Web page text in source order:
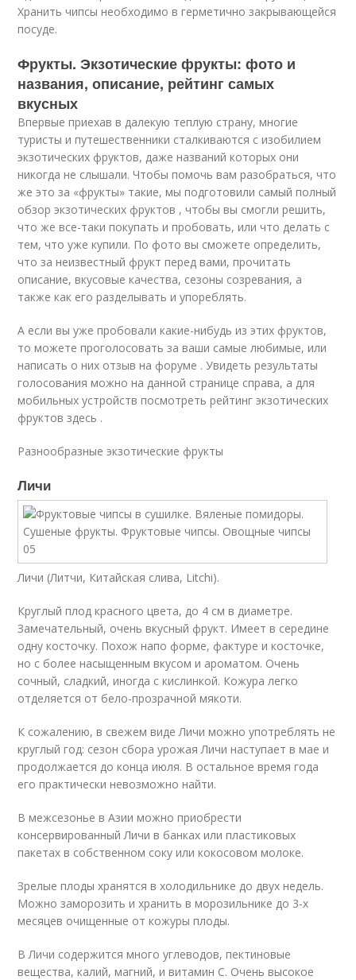
Хранить чипсы необходимо в герметично закрывающейся
посуде.
Фрукты. Экзотические фрукты: фото и
названия, описание, рейтинг самых
вкусных
Впервые приехав в далекую теплую страну, многие
туристы и путешественники сталкиваются с изобилием
экзотических фруктов, даже названий которых они
никогда не слышали. Чтобы помочь вам разобраться, что
же это за «фрукты» такие, мы подготовили самый полный
обзор экзотических фруктов , чтобы вы смогли решить,
что же все-таки покупать и пробовать, или что делать с
тем, что уже купили. По фото вы сможете определить,
что за неизвестный фрукт перед вами, прочитать
описание, вкусовые качества, сезоны созревания, а
также как его разделывать и упореблять.
А если вы уже пробовали какие-нибудь из этих фруктов,
то можете проголосовать за ваши самые любимые, или
написать о них отзыв на форуме . Увидеть результаты
голосования можно на данной странице справа, а для
мобильных устройств посмотреть рейтинг экзотических
фруктов здесь .
Разнообразные экзотические фрукты
Личи
Личи (Литчи, Китайская слива, Litchi).
Круглый плод красного цвета, до 4 см в диаметре.
Замечательный, очень вкусный фрукт. Имеет в середине
одну косточку. Похож напо форме, фактуре и косточке,
но с более насыщенным вкусом и ароматом. Очень
сочный, сладкий, иногда с кислинкой. Кожура легко
отделяется от бело-прозрачной мякоти.
К сожалению, в свежем виде Личи можно употреблять не
круглый год: сезон сбора урожая Личи наступает в мае и
продолжается до конца июля. В остальное время года
его практически невозможно найти.
В межсезонье в Азии можно приобрести
консервированный Личи в банках или пластиковых
пакетах в собственном соку или кокосовом молоке.
Зрелые плоды хранятся в холодильнике до двух недель.
Можно заморозить и хранить в морозильнике до 3-х
месяцев очищенные от кожуры плоды.
В Личи содержится много углеводов, пектиновые
вещества, калий, магний, и витамин С. Очень высокое